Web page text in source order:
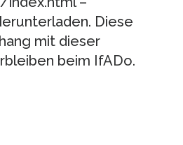
Diese
mit dieser
beim IfADo.